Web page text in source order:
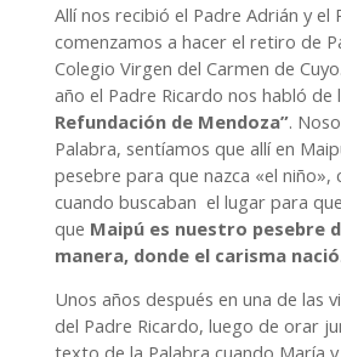
Allí nos recibió el Padre Adrián y el
comenzamos a hacer el retiro de
Colegio Virgen del Carmen de
año el Padre Ricardo nos habló de
Refundación de Mendoza”.
Palabra, sentíamos que allí en
pesebre para que nazca «el niño»,
cuando buscaban el lugar para
que Maipú es nuestro pesebre
manera, donde el carisma nació
Unos años después en una de las
del Padre Ricardo, luego de orar